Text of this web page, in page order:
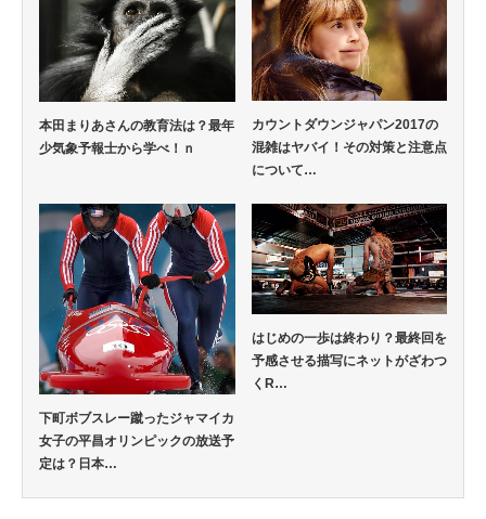
本田まりあさんの教育法は？最年
少気象予報士から学べ！ｎ
カウントダウンジャパン2017の
混雑はヤバイ！その対策と注意点
について…
下町ボブスレー蹴ったジャマイカ
女子の平昌オリンピックの放送予
定は？日本…
はじめの一歩は終わり？最終回を
予感させる描写にネットがざわつ
くR…